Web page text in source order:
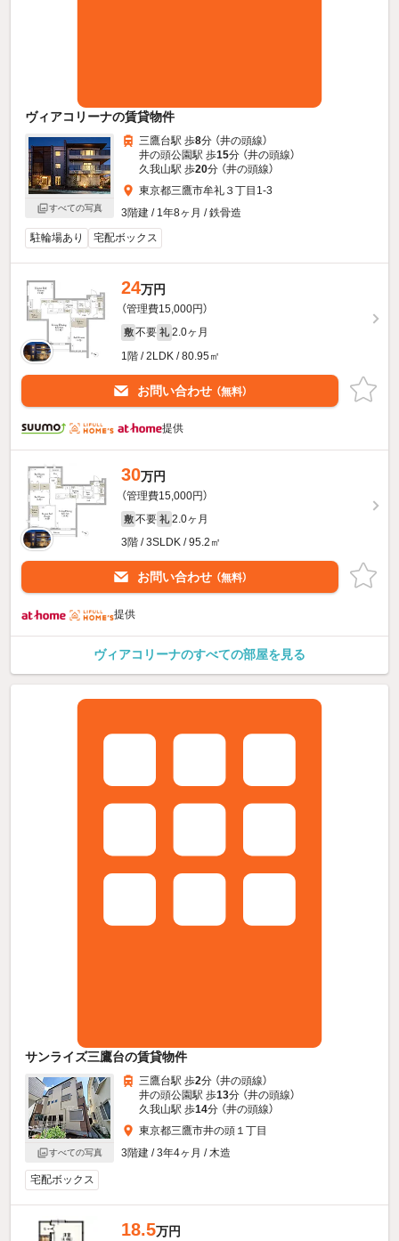
ヴィアコリーナの賃貸物件
すべての写真
三鷹台駅 歩8分 （井の頭線）
井の頭公園駅 歩15分 （井の頭線）
久我山駅 歩20分 （井の頭線）
東京都三鷹市牟礼３丁目1-3
3階建 / 1年8ヶ月 / 鉄骨造
駐輪場あり
宅配ボックス
24万円
（管理費15,000円）
敷 不要 礼 2.0ヶ月
1階 / 2LDK / 80.95㎡
お問い合わせ （無料）
提供
30万円
（管理費15,000円）
敷 不要 礼 2.0ヶ月
3階 / 3SLDK / 95.2㎡
お問い合わせ （無料）
提供
ヴィアコリーナのすべての部屋を見る
サンライズ三鷹台の賃貸物件
すべての写真
三鷹台駅 歩2分 （井の頭線）
井の頭公園駅 歩13分 （井の頭線）
久我山駅 歩14分 （井の頭線）
東京都三鷹市井の頭１丁目
3階建 / 3年4ヶ月 / 木造
宅配ボックス
18.5万円